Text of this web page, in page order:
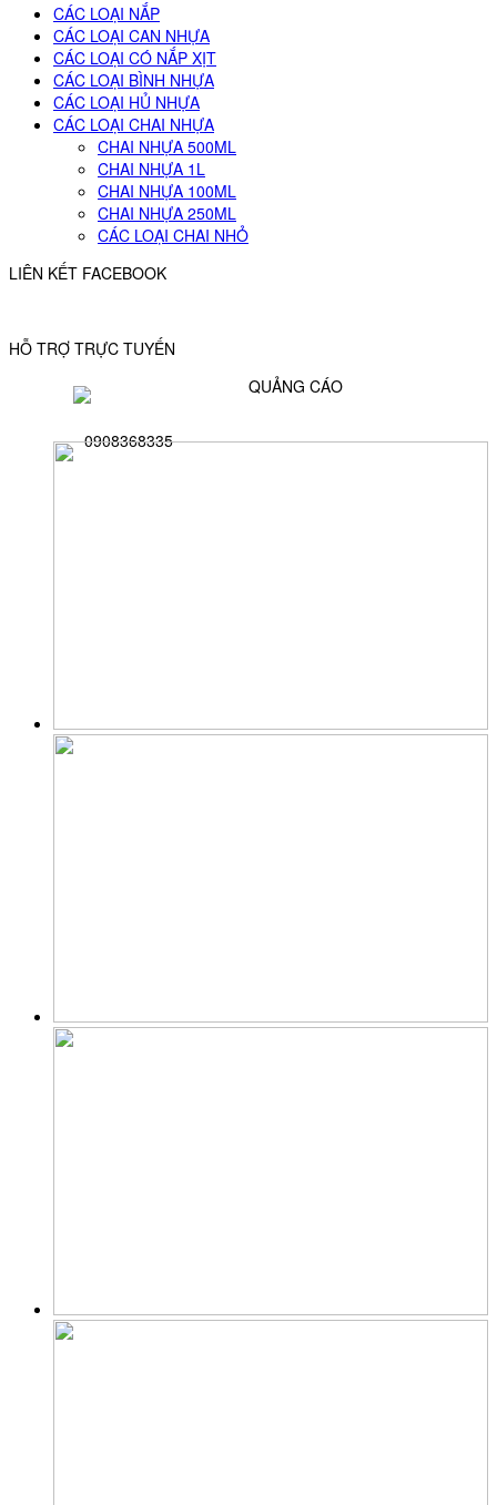
CÁC LOẠI NẮP
CÁC LOẠI CAN NHỰA
CÁC LOẠI CÓ NẮP XỊT
CÁC LOẠI BÌNH NHỰA
CÁC LOẠI HỦ NHỰA
CÁC LOẠI CHAI NHỰA
CHAI NHỰA 500ML
CHAI NHỰA 1L
CHAI NHỰA 100ML
CHAI NHỰA 250ML
CÁC LOẠI CHAI NHỎ
LIÊN KẾT FACEBOOK
HỖ TRỢ TRỰC TUYẾN
0908368335
QUẢNG CÁO